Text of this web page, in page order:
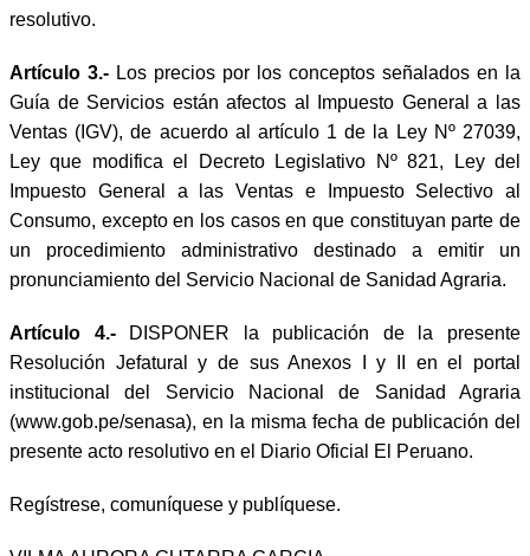
resolutivo.
Artículo 3.- Los precios por los conceptos señalados en la
Guía de Servicios están afectos al Impuesto General a las
Ventas (IGV), de acuerdo al artículo 1 de la Ley Nº 27039,
Ley que modifica el Decreto Legislativo Nº 821, Ley del
Impuesto General a las Ventas e Impuesto Selectivo al
Consumo, excepto en los casos en que constituyan parte de
un procedimiento administrativo destinado a emitir un
pronunciamiento del Servicio Nacional de Sanidad Agraria.
Artículo 4.-
DISPONER la publicación de la presente
Resolución Jefatural y de sus Anexos I y II en el portal
institucional del Servicio Nacional de Sanidad Agraria
(www.gob.pe/senasa), en la misma fecha de publicación del
presente acto resolutivo en el Diario Oficial El Peruano.
Regístrese, comuníquese y publíquese.